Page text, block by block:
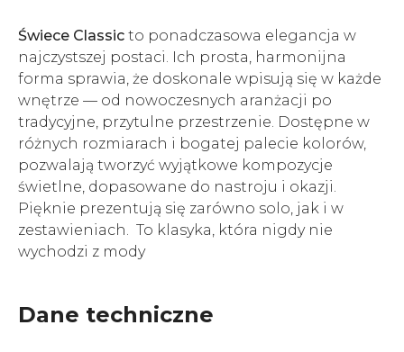
Świece Classic to ponadczasowa elegancja w
najczystszej postaci. Ich prosta, harmonijna
forma sprawia, że doskonale wpisują się w każde
wnętrze — od nowoczesnych aranżacji po
tradycyjne, przytulne przestrzenie. Dostępne w
różnych rozmiarach i bogatej palecie kolorów,
pozwalają tworzyć wyjątkowe kompozycje
świetlne, dopasowane do nastroju i okazji.
Pięknie prezentują się zarówno solo, jak i w
zestawieniach. To klasyka, która nigdy nie
wychodzi z mody
Dane techniczne